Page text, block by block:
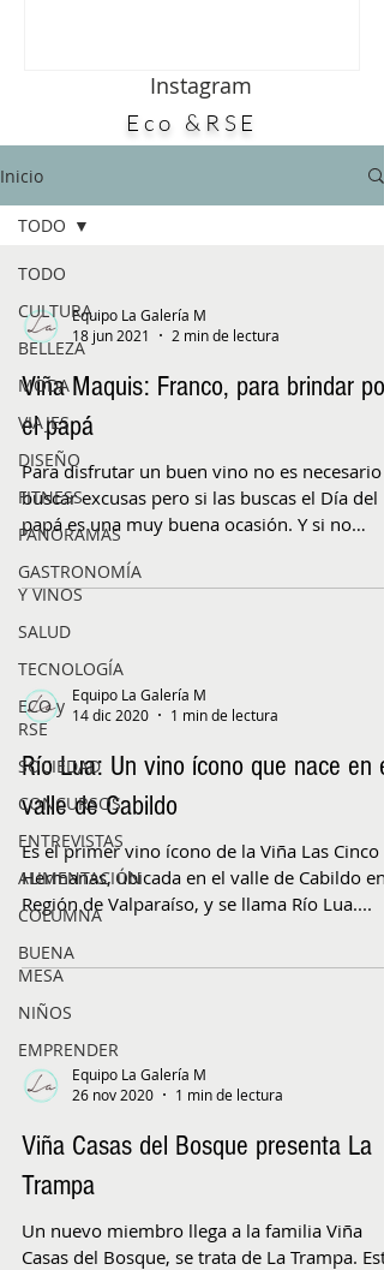
en México, revela una nueva dimensión de
este producto: su potencial aporte a la
búsqueda de alternativas para enfrentar
Instagram
Eco &RSE
Inicio
TODO
CULTURA
BELLEZA
MODA
VIAJES
DISEÑO
FITNESS
PANORAMAS
GASTRONOMÍA
Y VINOS
SALUD
TECNOLOGÍA
ECO y
RSE
SOCIEDAD
CONCURSOS
ENTREVISTAS
ALIMENTACIÓN
COLUMNA
BUENA
MESA
NIÑOS
EMPRENDER
TODO
Equipo La Galería M
18 jun 2021
2 min de lectura
Viña Maquis: Franco, para brindar por
el papá
Para disfrutar un buen vino no es necesario
buscar excusas pero si las buscas el Día del
papá es una muy buena ocasión. Y si no
Equipo La Galería M
14 dic 2020
1 min de lectura
Río Lua: Un vino ícono que nace en el
valle de Cabildo
Es el primer vino ícono de la Viña Las Cinco
Hermanas, ubicada en el valle de Cabildo en
Región de Valparaíso, y se llama Río Lua....
Equipo La Galería M
26 nov 2020
1 min de lectura
Viña Casas del Bosque presenta La
Trampa
Un nuevo miembro llega a la familia Viña
Casas del Bosque, se trata de La Trampa. Este